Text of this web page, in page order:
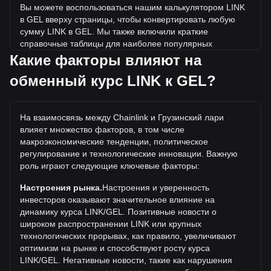
Вы можете воспользоваться нашим калькулятором LINK
в GEL вверху страницы, чтобы конвертировать любую
сумму LINK в GEL. Мы также включили краткие
справочные таблицы для наиболее популярных
конвертаций. Например, 5 GEL эквивалентны 0.2304
LINK, а 5 LINK будут стоить около 108.5GEL.
Какова самая высокая цена LINK/GEL в истории?
составляет ₾138.01. Еще неизвестно, превысит ли
стоимость 1 LINK в GEL текущий исторический максимум.
Какова динамика цен в GEL?
За последние 7 дней обменный курс Chainlink (LINK)
снизился на 0.57%. За последний месяц обменный курс
следующей валюте: Грузинский лари (GEL).
Какие факторы влияют на
обменный курс LINK к GEL?
На взаимосвязь между Chainlink и Грузинский лари
влияет множество факторов, в том числе
макроэкономические тенденции, политическое
регулирование и технологические инновации. Важную
роль играют следующие ключевые факторы:
Настроения рынка.Настроения и уверенность
инвесторов оказывают значительное влияние на
динамику курса LINK/GEL. Позитивные новости о
широком распространении LINK или крупных
технологических прорывах, как правило, увеличивают
оптимизм на рынке и способствуют росту курса
LINK/GEL. Негативные новости, такие как нарушения